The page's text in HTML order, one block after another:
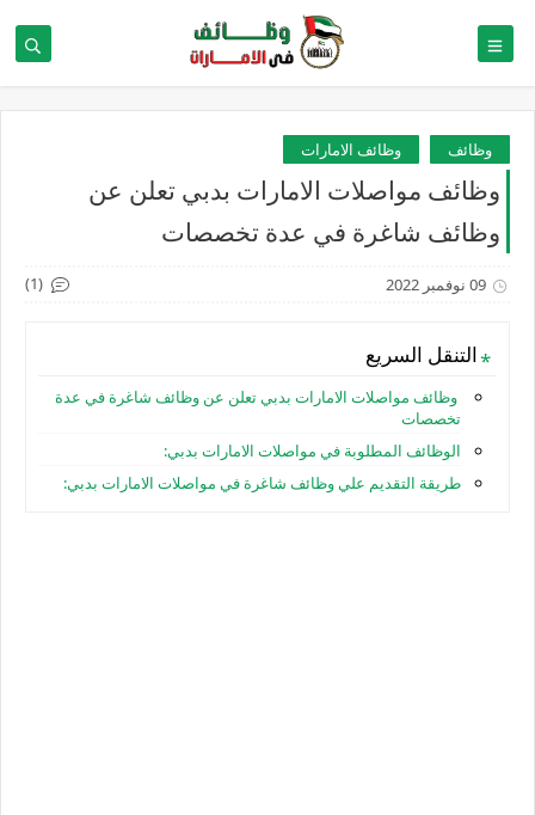
وظائف وظائف الامارات
وظائف مواصلات الامارات بدبي تعلن عن
وظائف شاغرة في عدة تخصصات
09 نوفمبر 2022 (1)
التنقل السريع
وظائف مواصلات الامارات بدبي تعلن عن وظائف شاغرة في عدة
تخصصات
الوظائف المطلوبة في مواصلات الامارات بدبي:
طريقة التقديم علي وظائف شاغرة في مواصلات الامارات بدبي: